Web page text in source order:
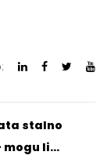
stalno
mogu li